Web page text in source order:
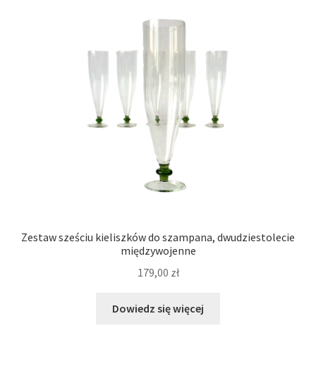
Zestaw sześciu kieliszków do szampana, dwudziestolecie
międzywojenne
179,00 zł
Dowiedz się więcej